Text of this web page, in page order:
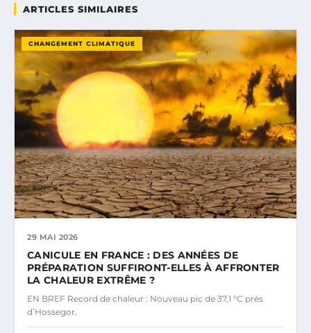
ARTICLES SIMILAIRES
CHANGEMENT CLIMATIQUE
29 MAI 2026
CANICULE EN FRANCE : DES ANNÉES DE
PRÉPARATION SUFFIRONT-ELLES À AFFRONTER
LA CHALEUR EXTRÊME ?
EN BREF Record de chaleur : Nouveau pic de 37,1 °C près
d’Hossegor.